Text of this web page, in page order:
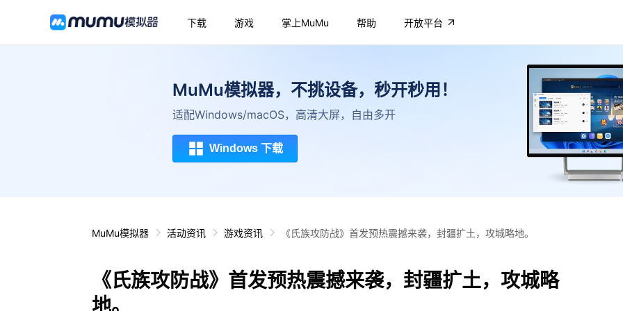
下载 游戏 掌上MuMu 帮助 开放平台
MuMu模拟器，不挑设备，秒开秒用！
适配Windows/macOS，高清大屏，自由多开
Windows 下载
MuMu模拟器 活动资讯 游戏资讯 《氏族攻防战》首发预热震撼来袭，封疆扩土，攻城略地。
《氏族攻防战》首发预热震撼来袭，封疆扩土，攻城略
地。